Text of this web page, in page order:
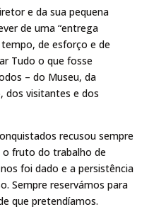
e da sua pequena
de uma “entrega
de esforço e de
Tudo o que fosse
– do Museu, da
dos visitantes e dos
recusou sempre
o fruto do trabalho de
foi dado e a persistência
Sempre reservámos para
que pretendíamos.